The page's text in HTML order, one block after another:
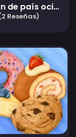
Tycoon de país ocioso
Reseñas)